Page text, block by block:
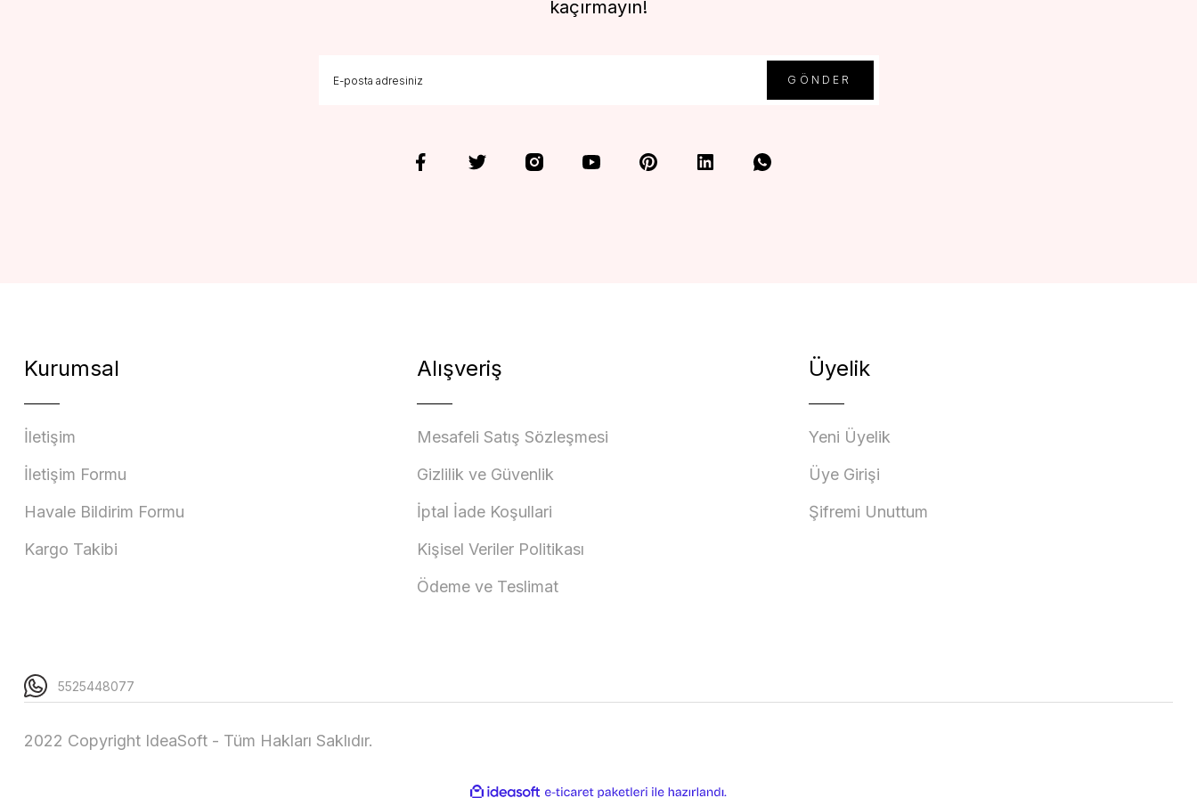
kaçırmayın!
GÖNDER
Kurumsal
İletişim
İletişim Formu
Havale Bildirim Formu
Kargo Takibi
Alışveriş
Mesafeli Satış Sözleşmesi
Gizlilik ve Güvenlik
İptal İade Koşullari
Kişisel Veriler Politikası
Ödeme ve Teslimat
Üyelik
Yeni Üyelik
Üye Girişi
Şifremi Unuttum
5525448077
2022 Copyright IdeaSoft - Tüm Hakları Saklıdır.
ideasoft e-